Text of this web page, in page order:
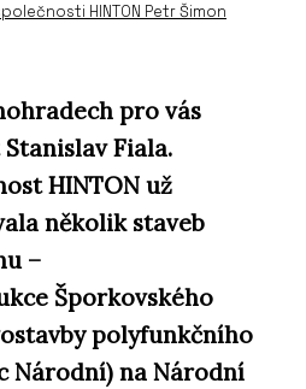
HINTON Petr Šimon
pro vás
Fiala.
HINTON už
několik staveb
–
Šporkovského
polyfunkčního
Národní) na Národní